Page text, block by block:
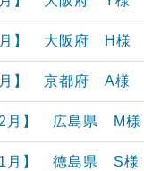
月】 大阪府 H様
月】 京都府 A様
月】 広島県 M様
月】 徳島県 S様